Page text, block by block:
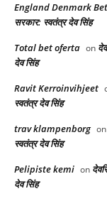
England Denmark
सरकार: स्वतंत्र देव सिंह
Total bet oferta on
देव सिंह
Ravit Kerroinvihjeet
स्वतंत्र देव सिंह
trav klampenborg on
स्वतंत्र देव सिंह
Pelipiste kemi on
देव सिंह